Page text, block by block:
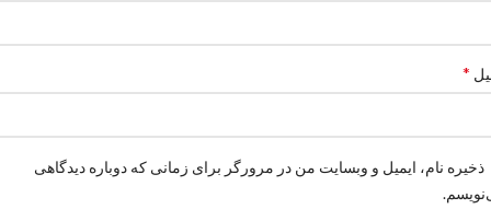
*
ذخیره نام، ایمیل و وبسایت من در مرورگر برای زمانی که دوباره دیدگاهی